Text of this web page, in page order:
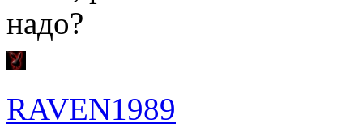
надо?
RAVEN1989